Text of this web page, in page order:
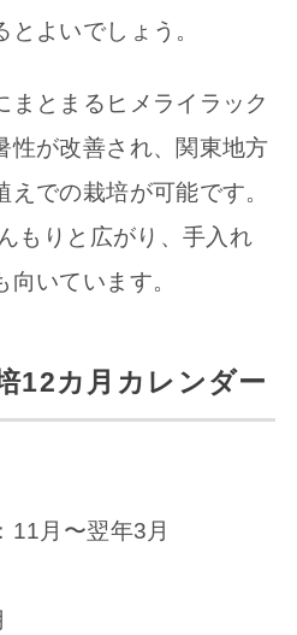
よいでしょう。
まとまるヒメライラック
性が改善され、関東地方
での栽培が可能です。
もりと広がり、手入れ
いています。
12カ月カレンダー
11月〜翌年3月